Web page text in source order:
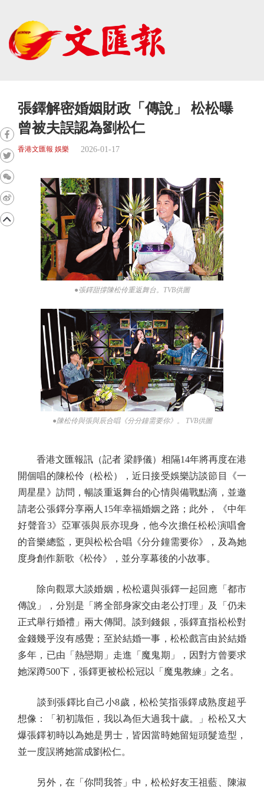
張鐸解密婚姻財政「傳說」 松松曝
曾被夫誤認為劉松仁
香港文匯報 娛樂 2026-01-17
●張鐸甜撐陳松伶重返舞台。TVB供圖
●陳松伶與張與辰合唱《分分鐘需要你》。 TVB供圖
香港文匯報訊（記者 梁靜儀）相隔14年將再度在港
開個唱的陳松伶（松松），近日接受娛樂訪談節目《一
周星星》訪問，暢談重返舞台的心情與備戰點滴，並邀
請老公張鐸分享兩人15年幸福婚姻之路；此外，《中年
好聲音3》亞軍張與辰亦現身，他今次擔任松松演唱會
的音樂總監，更與松松合唱《分分鐘需要你》，及為她
度身創作新歌《松伶》，並分享幕後的小故事。
除向觀眾大談婚姻，松松還與張鐸一起回應「都市
傳說」，分別是「將全部身家交由老公打理」及「仍未
正式舉行婚禮」兩大傳聞。談到錢銀，張鐸直指松松對
金錢幾乎沒有感覺；至於結婚一事，松松戲言由於結婚
多年，已由「熱戀期」走進「魔鬼期」，因對方曾要求
她深蹲500下，張鐸更被松松冠以「魔鬼教練」之名。
談到張鐸比自己小8歲，松松笑指張鐸成熟度超乎
想像：「初初識佢，我以為佢大過我十歲。」松松又大
爆張鐸初時以為她是男士，皆因當時她留短頭髮造型，
並一度誤將她當成劉松仁。
另外，在「你問我答」中，松松好友王祖藍、陳淑